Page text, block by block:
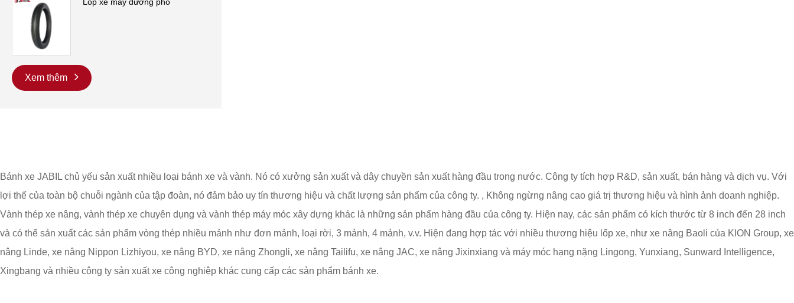
Xem thêm
Bánh xe JABIL chủ yếu sản xuất nhiều loại bánh xe và vành. Nó có xưởng sản xuất và dây chuyền sản xuất hàng đầu trong nước. Công ty tích hợp R&D, sản xuất, bán hàng và dịch vụ. Với
lợi thế của toàn bộ chuỗi ngành của tập đoàn, nó đảm bảo uy tín thương hiệu và chất lượng sản phẩm của công ty. , Không ngừng nâng cao giá trị thương hiệu và hình ảnh doanh nghiệp.
Vành thép xe nâng, vành thép xe chuyên dụng và vành thép máy móc xây dựng khác là những sản phẩm hàng đầu của công ty. Hiện nay, các sản phẩm có kích thước từ 8 inch đến 28 inch
và có thể sản xuất các sản phẩm vòng thép nhiều mảnh như đơn mảnh, loại rời, 3 mảnh, 4 mảnh, v.v. Hiện đang hợp tác với nhiều thương hiệu lốp xe, như xe nâng Baoli của KION Group, xe
nâng Linde, xe nâng Nippon Lizhiyou, xe nâng BYD, xe nâng Zhongli, xe nâng Tailifu, xe nâng JAC, xe nâng Jixinxiang và máy móc hạng nặng Lingong, Yunxiang, Sunward Intelligence,
Xingbang và nhiều công ty sản xuất xe công nghiệp khác cung cấp các sản phẩm bánh xe.